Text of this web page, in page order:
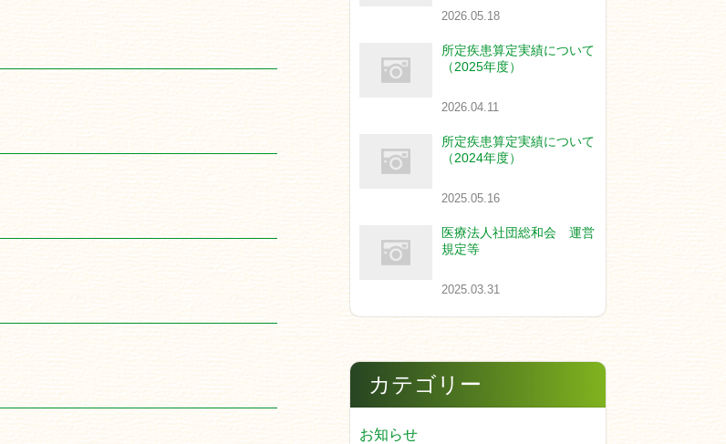
2026.05.18
所定疾患算定実績について
（2025年度）
2026.04.11
所定疾患算定実績について
（2024年度）
2025.05.16
医療法人社団総和会 運営
規定等
2025.03.31
カテゴリー
お知らせ